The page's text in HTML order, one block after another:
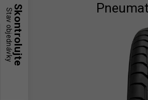
Skontrolujte
Stav objednávky